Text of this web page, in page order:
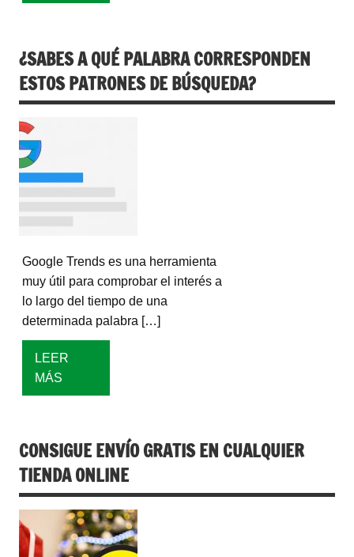
¿SABES A QUÉ PALABRA CORRESPONDEN
ESTOS PATRONES DE BÚSQUEDA?
Google Trends es una herramienta
muy útil para comprobar el interés a
lo largo del tiempo de una
determinada palabra […]
LEER
MÁS
CONSIGUE ENVÍO GRATIS EN CUALQUIER
TIENDA ONLINE